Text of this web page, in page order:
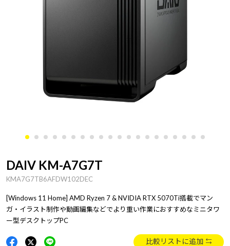
DAIV KM-A7G7T
KMA7G7TB6AFDW102DEC
[Windows 11 Home] AMD Ryzen 7 & NVIDIA RTX 5070Ti搭載でマン
ガ・イラスト制作や動画編集などでより重い作業におすすめなミニタワ
ー型デスクトップPC
比較リストに追加